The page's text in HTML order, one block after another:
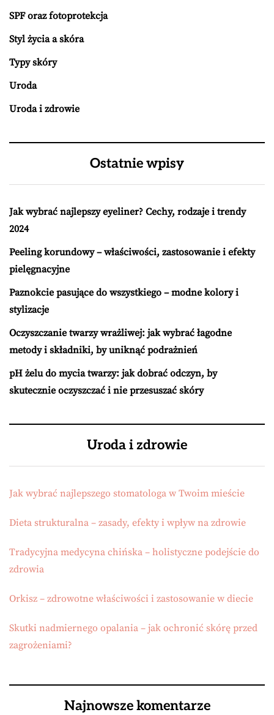
SPF oraz fotoprotekcja
Styl życia a skóra
Typy skóry
Uroda
Uroda i zdrowie
Ostatnie wpisy
Jak wybrać najlepszy eyeliner? Cechy, rodzaje i trendy
2024
Peeling korundowy – właściwości, zastosowanie i efekty
pielęgnacyjne
Paznokcie pasujące do wszystkiego – modne kolory i
stylizacje
Oczyszczanie twarzy wrażliwej: jak wybrać łagodne
metody i składniki, by uniknąć podrażnień
pH żelu do mycia twarzy: jak dobrać odczyn, by
skutecznie oczyszczać i nie przesuszać skóry
Uroda i zdrowie
Jak wybrać najlepszego stomatologa w Twoim mieście
Dieta strukturalna – zasady, efekty i wpływ na zdrowie
Tradycyjna medycyna chińska – holistyczne podejście do
zdrowia
Orkisz – zdrowotne właściwości i zastosowanie w diecie
Skutki nadmiernego opalania – jak ochronić skórę przed
zagrożeniami?
Najnowsze komentarze